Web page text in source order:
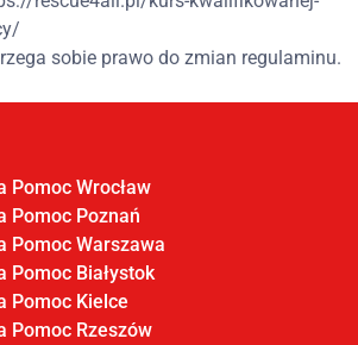
sobie prawo do zmian regulaminu.
Pomoc Wrocław
Pomoc Poznań
Pomoc Warszawa
Pomoc Białystok
Pomoc Kielce
Pomoc Rzeszów